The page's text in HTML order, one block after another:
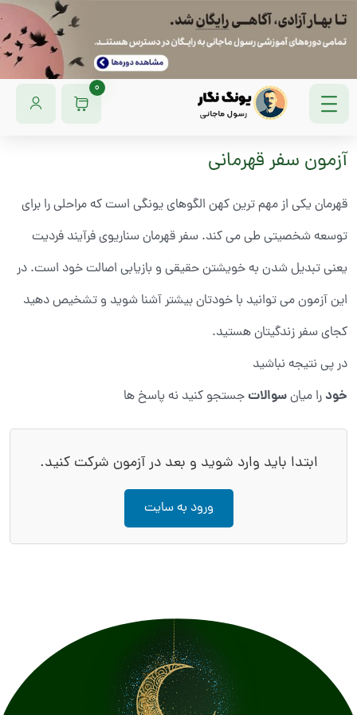
0
آزمون سفر قهرمانی
قهرمان یکی از مهم ترین کهن الگوهای یونگی است که مراحلی را برای
توسعه شخصیتی طی می کند. سفر قهرمان سناریوی فرآیند فردیت
یعنی تبدیل شدن به خویشتن حقیقی و بازیابی اصالت خود است. در
این آزمون می توانید با خودتان بیشتر آشنا شوید و تشخیص دهید
کجای سفر زندگیتان هستید.
در پی نتیجه نباشید
خود را میانسوالاتجستجو کنید نه پاسخ ها
ابتدا باید وارد شوید و بعد در آزمون شرکت کنید.
ورود به سایت